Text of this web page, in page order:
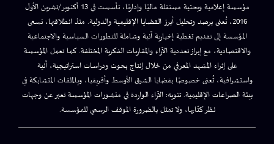
مؤسسة إعلامية وبحثية مستقلة ماليًا وإداريًا، تأسست في 13 أكتوبر/تشرين الأول
2016، تُعنى برصد وتحليل أبرز القضايا الإقليمية والدولية. منذ انطلاقتها، تسعى
المؤسسة إلى تقديم تغطية إخبارية آنية وشاملة للتطورات السياسية والاجتماعية
والاقتصادية، مع إبراز تعددية الآراء والمقاربات الفكرية المختلفة. كما تعمل المؤسسة
على إثراء المشهد المعرفي من خلال إنتاج بحوث ودراسات استراتيجية، آنية
واستشرافية، تُعنى خصوصًا بقضايا الشرق الأوسط وأفريقيا، وبالملفات المتشابكة في
بيئة الصراعات الإقليمية. تنويه: الآراء الواردة في منشورات المؤسسة تعبر عن وجهات
نظر كتّابها، ولا تمثل بالضرورة الموقف الرسمي للمؤسسة.